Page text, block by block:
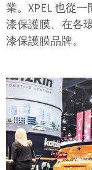
業。XPEL 也從
漆保護膜、在各
漆保護膜品牌。